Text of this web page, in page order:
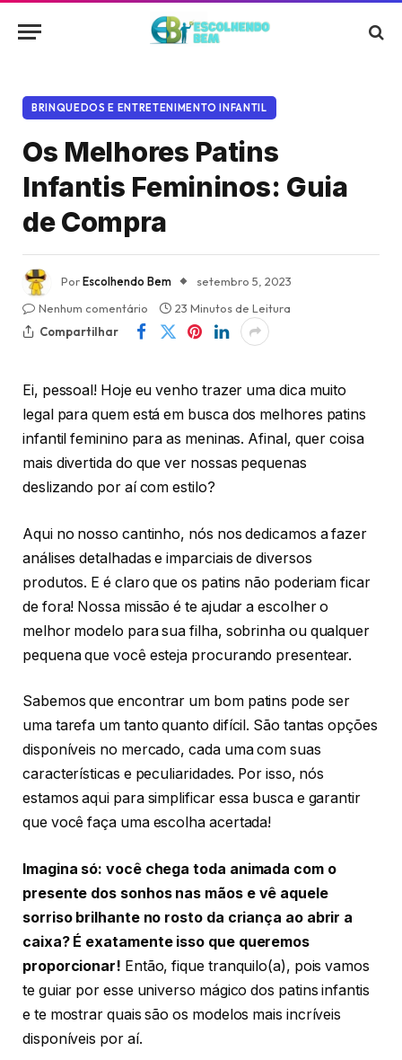
BRINQUEDOS E ENTRETENIMENTO INFANTIL
Os Melhores Patins
Infantis Femininos: Guia
de Compra
PorEscolhendo Bem
setembro 5, 2023
Nenhum comentário
23 Minutos de Leitura
Compartilhar
Ei, pessoal! Hoje eu venho trazer uma dica muito
legal para quem está em busca dos melhores patins
infantil feminino para as meninas. Afinal, quer coisa
mais divertida do que ver nossas pequenas
deslizando por aí com estilo?
Aqui no nosso cantinho, nós nos dedicamos a fazer
análises detalhadas e imparciais de diversos
produtos. E é claro que os patins não poderiam ficar
de fora! Nossa missão é te ajudar a escolher o
melhor modelo para sua filha, sobrinha ou qualquer
pequena que você esteja procurando presentear.
Sabemos que encontrar um bom patins pode ser
uma tarefa um tanto quanto difícil. São tantas opções
disponíveis no mercado, cada uma com suas
características e peculiaridades. Por isso, nós
estamos aqui para simplificar essa busca e garantir
que você faça uma escolha acertada!
Imagina só: você chega toda animada com o
presente dos sonhos nas mãos e vê aquele
sorriso brilhante no rosto da criança ao abrir a
caixa? É exatamente isso que queremos
proporcionar! Então, fique tranquilo(a), pois vamos
te guiar por esse universo mágico dos patins infantis
e te mostrar quais são os modelos mais incríveis
disponíveis por aí.